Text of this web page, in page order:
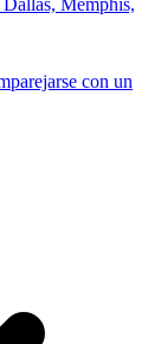
Memphis,
con un